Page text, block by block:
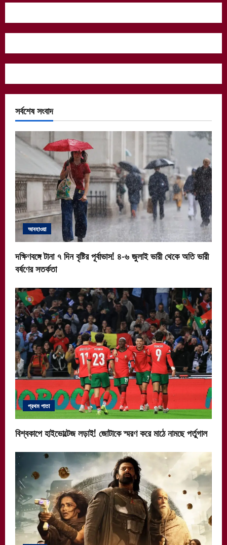
সর্বশেষ সংবাদ
আবহাওয়া
দক্ষিণবঙ্গে টানা ৭ দিন বৃষ্টির পূর্বাভাস! ৪-৬ জুলাই ভারী থেকে অতি ভারী
বর্ষণের সতর্কতা
প্রথম পাতা
বিশ্বকাপে হাইভোল্টেজ লড়াই! জোটাকে স্মরণ করে মাঠে নামছে পর্তুগাল